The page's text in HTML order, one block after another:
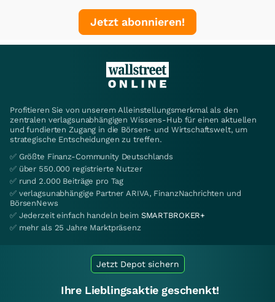
Jetzt abonnieren!
Profitieren Sie von unserem Alleinstellungsmerkmal als den
zentralen verlagsunabhängigen Wissens-Hub für einen aktuellen
und fundierten Zugang in die Börsen- und Wirtschaftswelt, um
strategische Entscheidungen zu treffen.
✅ Größte Finanz-Community Deutschlands
✅ über 550.000 registrierte Nutzer
✅ rund 2.000 Beiträge pro Tag
✅ verlagsunabhängige Partner ARIVA, FinanzNachrichten und
BörsenNews
✅ Jederzeit einfach handeln beim SMARTBROKER+
✅ mehr als 25 Jahre Marktpräsenz
Jetzt Depot sichern
Ihre Lieblingsaktie geschenkt!